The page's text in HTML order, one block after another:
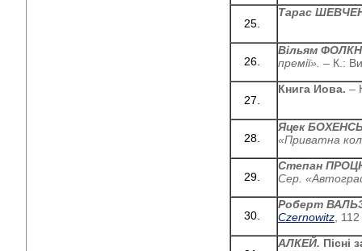
Тарас
Вільям
премії». – К.:
Книга Иова. –
Яцек
«Приватна
Степан
Сер.
Роберт
Czernowitz ,
АЛКЕЙ. Пісні